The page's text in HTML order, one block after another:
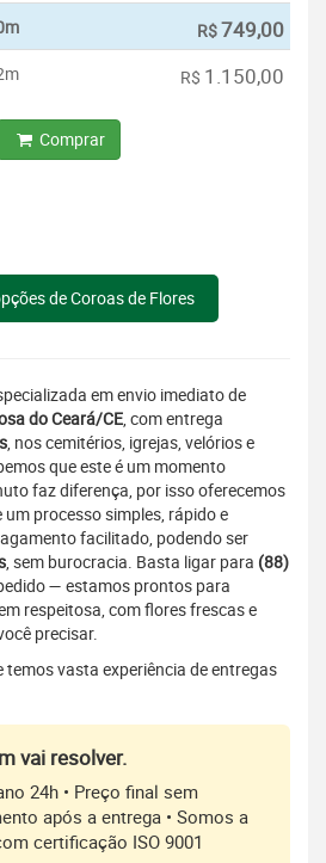
R$749,00
R$ 1.150,00
Comprar
de Coroas de Flores
em envio imediato de
do Ceará/CE, com entrega
, nos cemitérios, igrejas, velórios e
que este é um momento
faz diferença, por isso oferecemos
um processo simples, rápido e
facilitado, podendo ser
, sem burocracia. Basta ligar para (88)
— estamos prontos para
respeitosa, com flores frescas e
precisar.
vasta experiência de entregas
vai resolver.
24h • Preço final sem
após a entrega • Somos a
certificação ISO 9001